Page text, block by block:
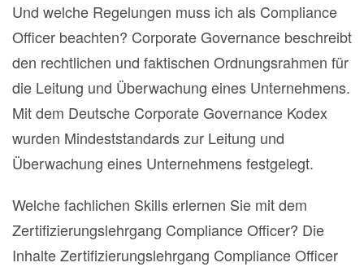
Und welche Regelungen muss ich als Compliance
Officer beachten? Corporate Governance beschreibt
den rechtlichen und faktischen Ordnungsrahmen für
die Leitung und Überwachung eines Unternehmens.
Mit dem Deutsche Corporate Governance Kodex
wurden Mindeststandards zur Leitung und
Überwachung eines Unternehmens festgelegt.
Welche fachlichen Skills erlernen Sie mit dem
Zertifizierungslehrgang Compliance Officer? Die
Inhalte Zertifizierungslehrgang Compliance Officer